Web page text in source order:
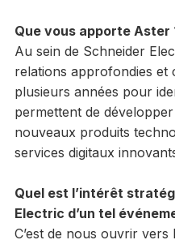
Que vous apporte Aster
Au sein de Schneider
relations approfondies et
plusieurs années pour
permettent de
nouveaux produits
services digitaux
Quel est l’intérêt
Electric d’un tel
C’est de nous ouvrir